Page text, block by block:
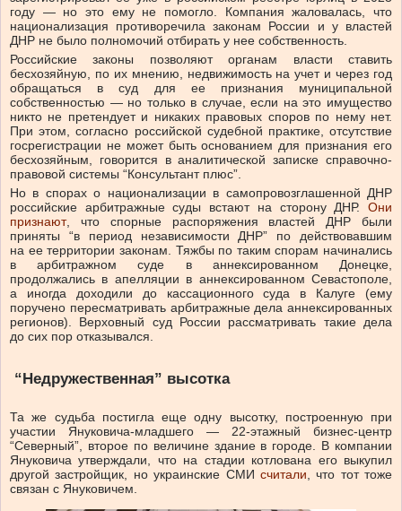
году — но это ему не помогло. Компания жаловалась, что
национализация противоречила законам России и у властей
ДНР не было полномочий отбирать у нее собственность.
Российские законы позволяют органам власти ставить
бесхозяйную, по их мнению, недвижимость на учет и через год
обращаться в суд для ее признания муниципальной
собственностью — но только в случае, если на это имущество
никто не претендует и никаких правовых споров по нему нет.
При этом, согласно российской судебной практике, отсутствие
госрегистрации не может быть основанием для признания его
бесхозяйным, говорится в аналитической записке справочно-
правовой системы “Консультант плюс”.
Но в спорах о национализации в самопровозглашенной ДНР
российские арбитражные суды встают на сторону ДНР. Они
признают, что спорные распоряжения властей ДНР были
приняты “в период независимости ДНР” по действовавшим
на ее территории законам. Тяжбы по таким спорам начинались
в арбитражном суде в аннексированном Донецке,
продолжались в апелляции в аннексированном Севастополе,
а иногда доходили до кассационного суда в Калуге (ему
поручено пересматривать арбитражные дела аннексированных
регионов). Верховный суд России рассматривать такие дела
до сих пор отказывался.
“Недружественная” высотка
Та же судьба постигла еще одну высотку, построенную при
участии Януковича-младшего — 22-этажный бизнес-центр
“Северный”, второе по величине здание в городе. В компании
Януковича утверждали, что на стадии котлована его выкупил
другой застройщик, но украинские СМИ считали, что тот тоже
связан с Януковичем.